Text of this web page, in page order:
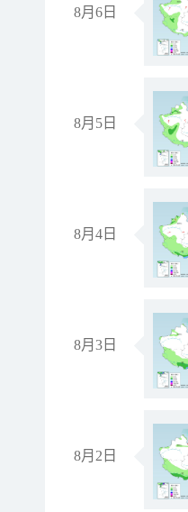
8月6日
8月5日
8月4日
8月3日
8月2日